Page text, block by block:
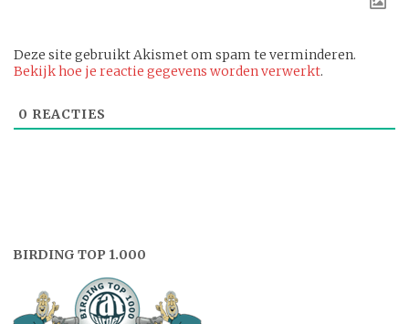
Deze site gebruikt Akismet om spam te verminderen.
Bekijk hoe je reactie gegevens worden verwerkt.
0 REACTIES
BIRDING TOP 1.000